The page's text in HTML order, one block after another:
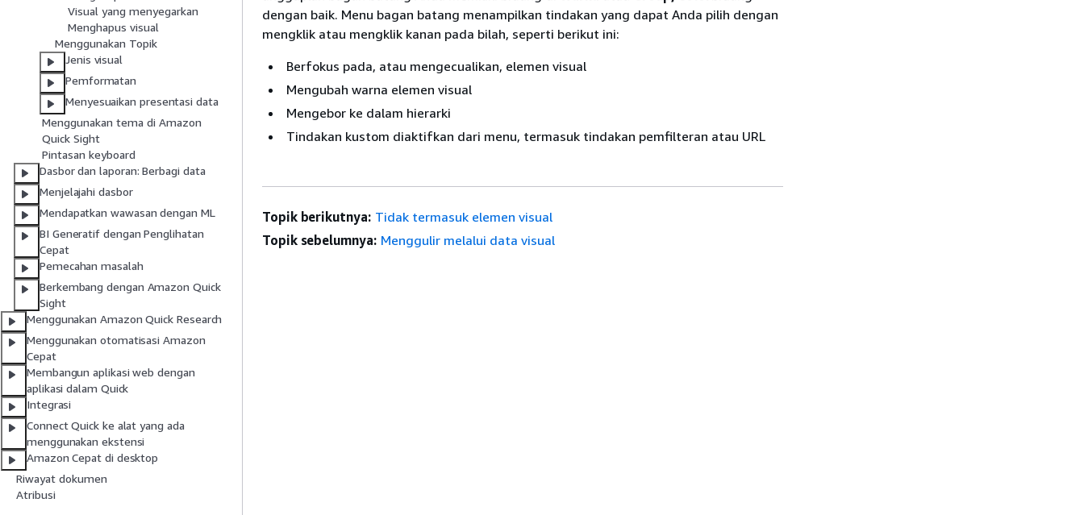
Visual yang menyegarkan
Menghapus visual
Menggunakan Topik
Jenis visual
Pemformatan
Menyesuaikan presentasi data
Menggunakan tema di Amazon
Quick Sight
Pintasan keyboard
Dasbor dan laporan: Berbagi data
Menjelajahi dasbor
Mendapatkan wawasan dengan ML
BI Generatif dengan Penglihatan
Cepat
Pemecahan masalah
Berkembang dengan Amazon Quick
Sight
Menggunakan Amazon Quick Research
Menggunakan otomatisasi Amazon
Cepat
Membangun aplikasi web dengan
aplikasi dalam Quick
Integrasi
Connect Quick ke alat yang ada
menggunakan ekstensi
Amazon Cepat di desktop
Riwayat dokumen
Atribusi
dengan baik. Menu bagan batang menampilkan tindakan yang dapat Anda pilih dengan
mengklik atau mengklik kanan pada bilah, seperti berikut ini:
Berfokus pada, atau mengecualikan, elemen visual
Mengubah warna elemen visual
Mengebor ke dalam hierarki
Tindakan kustom diaktifkan dari menu, termasuk tindakan pemfilteran atau URL
Topik berikutnya: Tidak termasuk elemen visual
Topik sebelumnya: Menggulir melalui data visual